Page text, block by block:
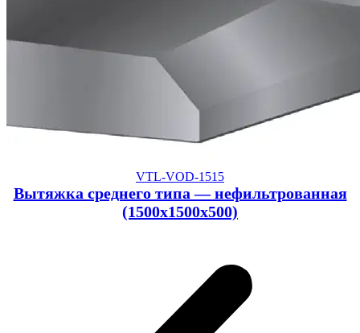
VTL-VOD-1515
Вытяжка среднего типа — нефильтрованная
(1500x1500x500)